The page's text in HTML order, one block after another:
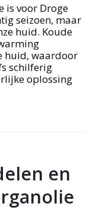
is voor Droge
seizoen, maar
huid. Koude
huid, waardoor
schilferig
oplossing
en